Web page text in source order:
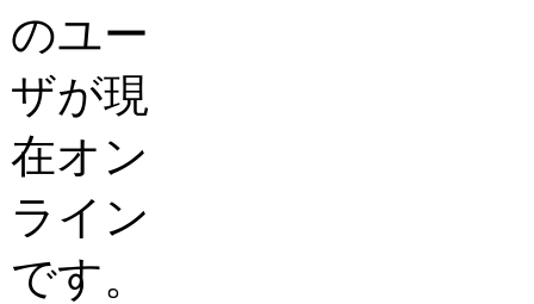
のユー
ザが現
在オン
ライン
です。